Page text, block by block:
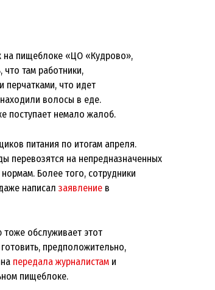
на пищеблоке «ЦО «Кудрово»,
там работники,
перчатками, что идет
волосы в еде.
поступает немало жалоб.
питания по итогам апреля.
перевозятся на непредназначенных
Более того, сотрудники
написал заявление в
обслуживает этот
предположительно,
передала журналистам и
пищеблоке.